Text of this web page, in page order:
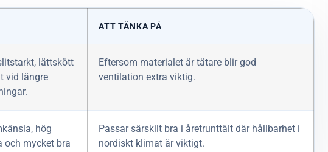
ATT TÄNKA PÅ
lättskött
vid längre
Eftersom materialet är tätare blir god
ventilation extra viktig.
hög
och mycket bra
Passar särskilt bra i åretrunttält där hållbarhet i
nordiskt klimat är viktigt.